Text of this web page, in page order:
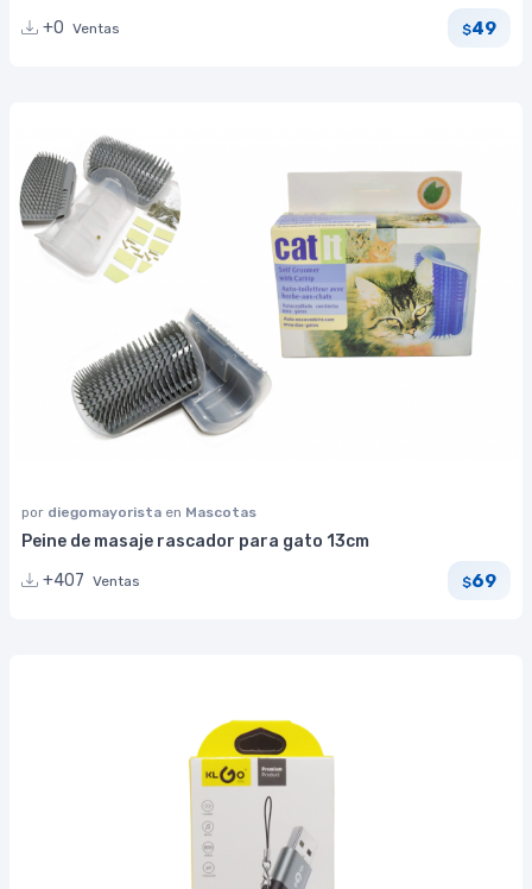
+0 Ventas $49
por diegomayorista en Mascotas
Peine de masaje rascador para gato 13cm
+407 Ventas $69